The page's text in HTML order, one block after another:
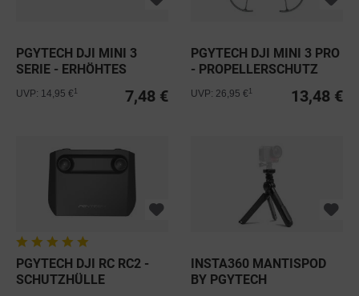
PGYTECH DJI MINI 3
SERIE - ERHÖHTES
LANDEGESTELL
7,48 €
UVP: 14,95 €
PGYTECH DJI MINI 3 PRO
- PROPELLERSCHUTZ
13,48 €
UVP: 26,95 €
PGYTECH DJI RC RC2 -
SCHUTZHÜLLE
INSTA360 MANTISPOD
BY PGYTECH